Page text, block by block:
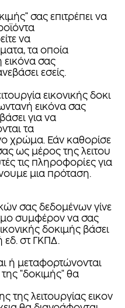
σας επιτρέπει να
να
τα οποία
εικόνα σας
εσείς.
εικονικής δοκι
εικόνα σας
για να
τα
χρώμα. Εάν καθορίσε
ως μέρος της λειτου
τις πληροφορίες για
μια πρόταση.
σας δεδομένων γίνε
συμφέρον να σας
δοκιμής βάσει
εδ. στ ΓΚΠΔ.
ή μεταφορτώνονται
"δοκιμής" θα
της λειτουργίας εικον